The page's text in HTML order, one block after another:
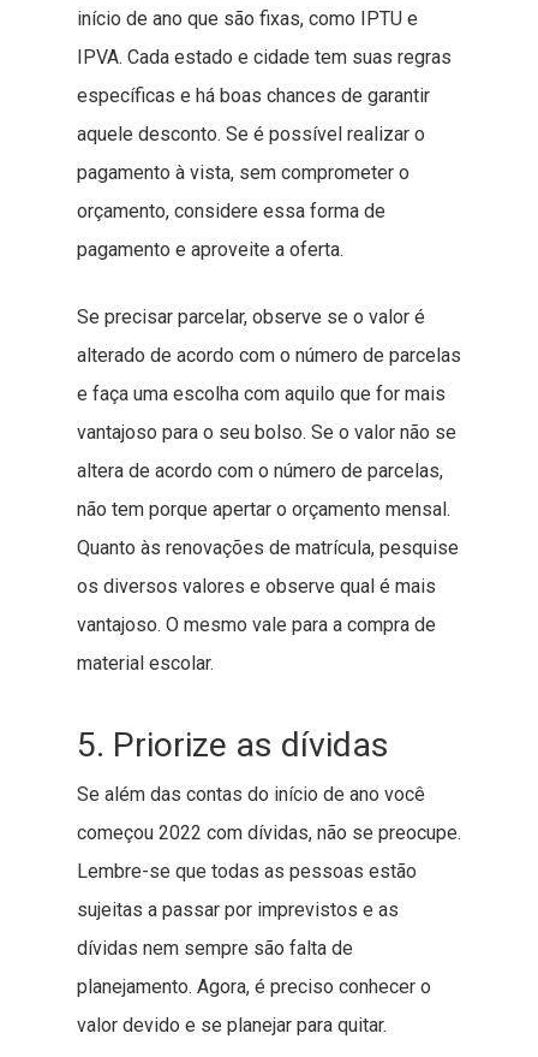
início de ano que são fixas, como IPTU e
IPVA. Cada estado e cidade tem suas regras
específicas e há boas chances de garantir
aquele desconto. Se é possível realizar o
pagamento à vista, sem comprometer o
orçamento, considere essa forma de
pagamento e aproveite a oferta.
Se precisar parcelar, observe se o valor é
alterado de acordo com o número de parcelas
e faça uma escolha com aquilo que for mais
vantajoso para o seu bolso. Se o valor não se
altera de acordo com o número de parcelas,
não tem porque apertar o orçamento mensal.
Quanto às renovações de matrícula, pesquise
os diversos valores e observe qual é mais
vantajoso. O mesmo vale para a compra de
material escolar.
5. Priorize as dívidas
Se além das contas do início de ano você
começou 2022 com dívidas, não se preocupe.
Lembre-se que todas as pessoas estão
sujeitas a passar por imprevistos e as
dívidas nem sempre são falta de
planejamento. Agora, é preciso conhecer o
valor devido e se planejar para quitar.